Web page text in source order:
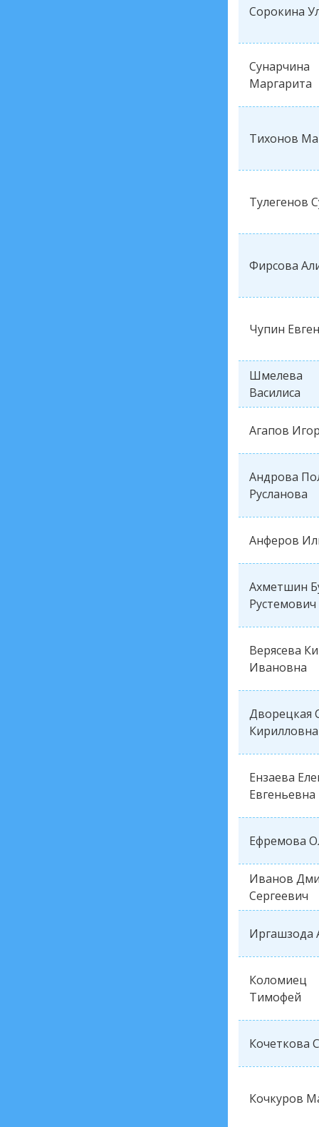
Сорокина
Сунарчина
Маргарита
Тихонов
Тулегенов
Фирсова
Чупин
Шмелева
Василиса
Агапов
Андрова
Русланова
Анферов
Ахметшин
Рустемович
Верясева
Ивановна
Дворецкая
Кирилловна
Ензаева
Евгеньевна
Ефремова
Иванов
Сергеевич
Иргашзода
Коломиец
Тимофей
Кочеткова
Кочкуров